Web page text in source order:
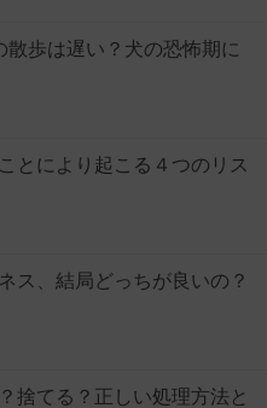
散歩は遅い？犬の恐怖期に
とにより起こる４つのリス
ス、結局どっちが良いの？
捨てる？正しい処理方法と